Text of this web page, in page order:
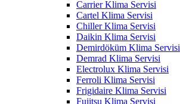
Carrier Klima Servisi
Cartel Klima Servisi
Chiller Klima Servisi
Daikin Klima Servisi
Demirdöküm Klima Servisi
Demrad Klima Servisi
Electrolux Klima Servisi
Ferroli Klima Servisi
Frigidaire Klima Servisi
Fujitsu Klima Servisi